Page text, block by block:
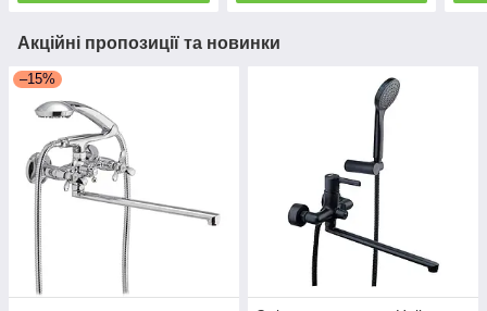
Акційні пропозиції та новинки
–15%